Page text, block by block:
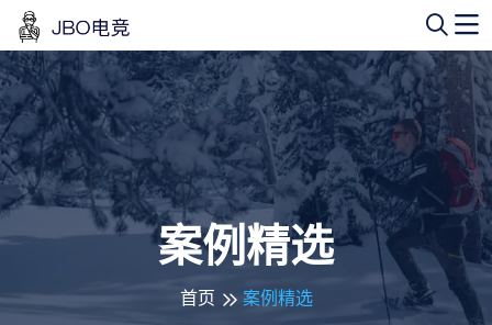
案例精选
首页 案例精选